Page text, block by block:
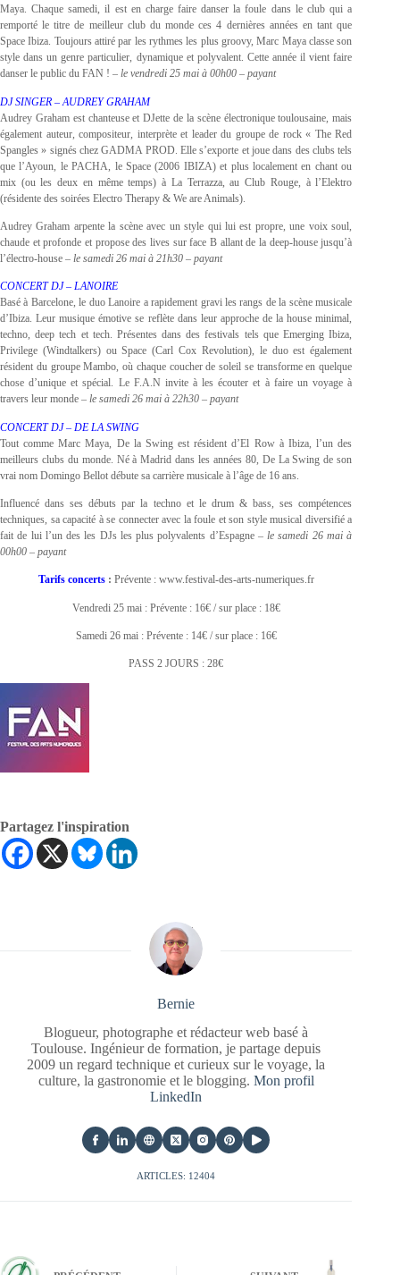
Maya. Chaque samedi, il est en charge faire danser la foule dans le club qui a
remporté le titre de meilleur club du monde ces 4 dernières années en tant que
Space Ibiza. Toujours attiré par les rythmes les plus groovy, Marc Maya classe son
style dans un genre particulier, dynamique et polyvalent. Cette année il vient faire
danser le public du FAN ! – le vendredi 25 mai à 00h00 – payant
DJ SINGER – AUDREY GRAHAM
Audrey Graham est chanteuse et DJette de la scène électronique toulousaine, mais
également auteur, compositeur, interprète et leader du groupe de rock « The Red
Spangles » signés chez GADMA PROD. Elle s’exporte et joue dans des clubs tels
que l’Ayoun, le PACHA, le Space (2006 IBIZA) et plus localement en chant ou
mix (ou les deux en même temps) à La Terrazza, au Club Rouge, à l’Elektro
(résidente des soirées Electro Therapy & We are Animals).
Audrey Graham arpente la scène avec un style qui lui est propre, une voix soul,
chaude et profonde et propose des lives sur face B allant de la deep-house jusqu’à
l’électro-house – le samedi 26 mai à 21h30 – payant
CONCERT DJ – LANOIRE
Basé à Barcelone, le duo Lanoire a rapidement gravi les rangs de la scène musicale
d’Ibiza. Leur musique émotive se reflète dans leur approche de la house minimal,
techno, deep tech et tech. Présentes dans des festivals tels que Emerging Ibiza,
Privilege (Windtalkers) ou Space (Carl Cox Revolution), le duo est également
résident du groupe Mambo, où chaque coucher de soleil se transforme en quelque
chose d’unique et spécial. Le F.A.N invite à les écouter et à faire un voyage à
travers leur monde – le samedi 26 mai à 22h30 – payant
CONCERT DJ – DE LA SWING
Tout comme Marc Maya, De la Swing est résident d’El Row à Ibiza, l’un des
meilleurs clubs du monde. Né à Madrid dans les années 80, De La Swing de son
vrai nom Domingo Bellot débute sa carrière musicale à l’âge de 16 ans.
Influencé dans ses débuts par la techno et le drum & bass, ses compétences
techniques, sa capacité à se connecter avec la foule et son style musical diversifié a
fait de lui l’un des les DJs les plus polyvalents d’Espagne –le samedi 26 mai à
00h00 – payant
Tarifs concerts: Prévente : www.festival-des-arts-numeriques.fr
Vendredi 25 mai : Prévente : 16€ / sur place : 18€
Samedi 26 mai : Prévente : 14€ / sur place : 16€
PASS 2 JOURS : 28€
Partagez l'inspiration
Bernie
Blogueur, photographe et rédacteur web basé à
Toulouse. Ingénieur de formation, je partage depuis
2009 un regard technique et curieux sur le voyage, la
culture, la gastronomie et le blogging. Mon profil
LinkedIn
ARTICLES: 12404